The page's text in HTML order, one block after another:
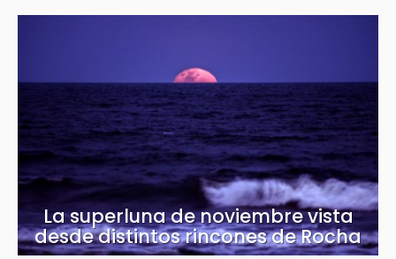
La superluna de noviembre vista
desde distintos rincones de Rocha